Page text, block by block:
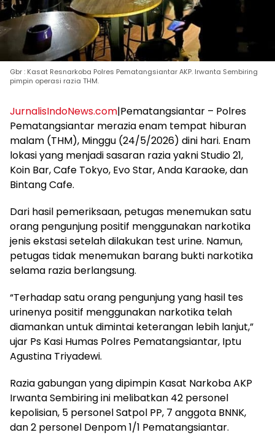
Gbr : Kasat Resnarkoba Polres Pematangsiantar AKP. Irwanta Sembiring
pimpin operasi razia THM.
JurnalisIndoNews.com|Pematangsiantar – Polres
Pematangsiantar merazia enam tempat hiburan
malam (THM), Minggu (24/5/2026) dini hari. Enam
lokasi yang menjadi sasaran razia yakni Studio 21,
Koin Bar, Cafe Tokyo, Evo Star, Anda Karaoke, dan
Bintang Cafe.
Dari hasil pemeriksaan, petugas menemukan satu
orang pengunjung positif menggunakan narkotika
jenis ekstasi setelah dilakukan test urine. Namun,
petugas tidak menemukan barang bukti narkotika
selama razia berlangsung.
“Terhadap satu orang pengunjung yang hasil tes
urinenya positif menggunakan narkotika telah
diamankan untuk dimintai keterangan lebih lanjut,”
ujar Ps Kasi Humas Polres Pematangsiantar, Iptu
Agustina Triyadewi.
Razia gabungan yang dipimpin Kasat Narkoba AKP
Irwanta Sembiring ini melibatkan 42 personel
kepolisian, 5 personel Satpol PP, 7 anggota BNNK,
dan 2 personel Denpom 1/1 Pematangsiantar.